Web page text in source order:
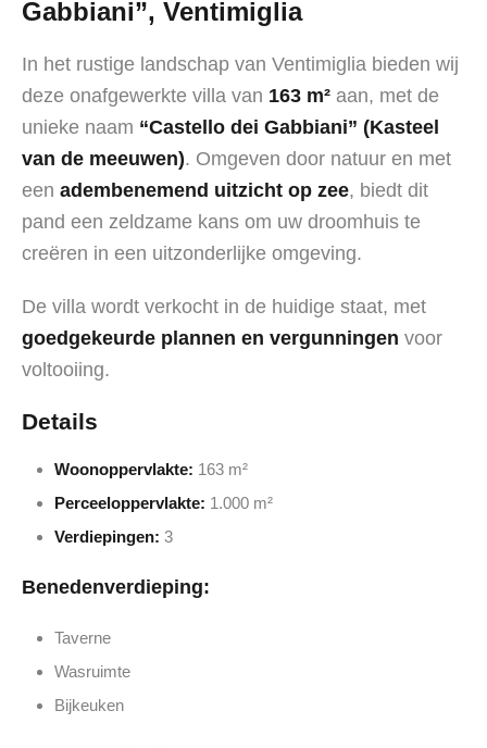
Gabbiani”, Ventimiglia
In het rustige landschap van Ventimiglia bieden wij
deze onafgewerkte villa van 163 m² aan, met de
unieke naam “Castello dei Gabbiani” (Kasteel
van de meeuwen). Omgeven door natuur en met
een adembenemend uitzicht op zee, biedt dit
pand een zeldzame kans om uw droomhuis te
creëren in een uitzonderlijke omgeving.
De villa wordt verkocht in de huidige staat, met
goedgekeurde plannen en vergunningen voor
voltooiing.
Details
Woonoppervlakte: 163 m²
Perceeloppervlakte: 1.000 m²
Verdiepingen: 3
Benedenverdieping:
Taverne
Wasruimte
Bijkeuken